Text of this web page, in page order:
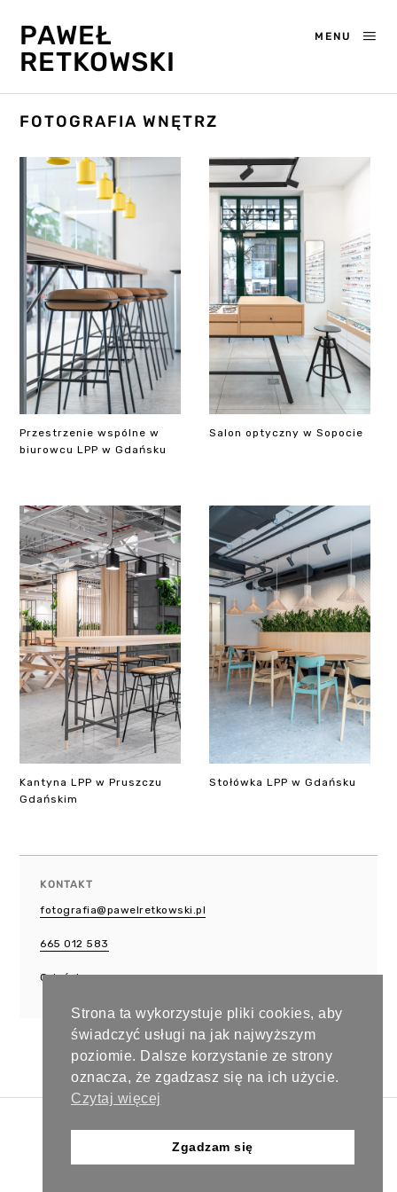
PAWEŁ
RETKOWSKI
MENU
FOTOGRAFIA WNĘTRZ
Przestrzenie wspólne w
biurowcu LPP w Gdańsku
Salon optyczny w Sopocie
Kantyna LPP w Pruszczu
Gdańskim
Stołówka LPP w Gdańsku
KONTAKT
fotografia@pawelretkowski.pl
665 012 583
Gdańsk
Copyright © 2024 Paweł Retkowski Studio. Wszystkie prawa
zastrzeżone.
Strona ta wykorzystuje pliki cookies, aby
świadczyć usługi na jak najwyższym
poziomie. Dalsze korzystanie ze strony
oznacza, że zgadzasz się na ich użycie.
Czytaj więcej
Zgadzam się